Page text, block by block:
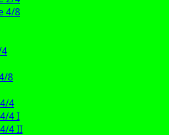
4/8
8
4
4 I
4 II